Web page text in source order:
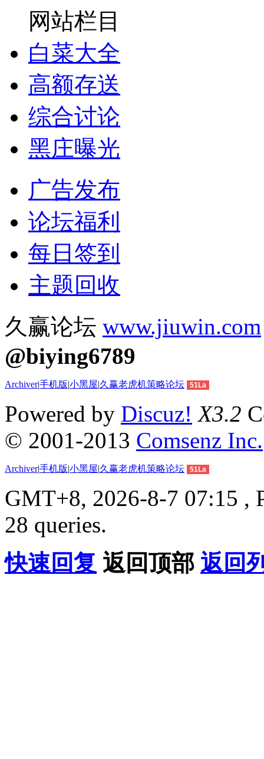
网站栏目
白菜大全
高额存送
综合讨论
黑庄曝光
广告发布
论坛福利
每日签到
主题回收
久赢论坛 www.jiuwin.com
@biying6789
Archiver|手机版|小黑屋|久赢老虎机策略论坛 51La
Powered by Discuz! X3.2
© 2001-2013 Comsenz Inc.
Archiver|手机版|小黑屋|久赢老虎机策略论坛 51La
GMT+8, 2026-8-7 07:15 ,
28 queries.
快速回复 返回顶部 返回